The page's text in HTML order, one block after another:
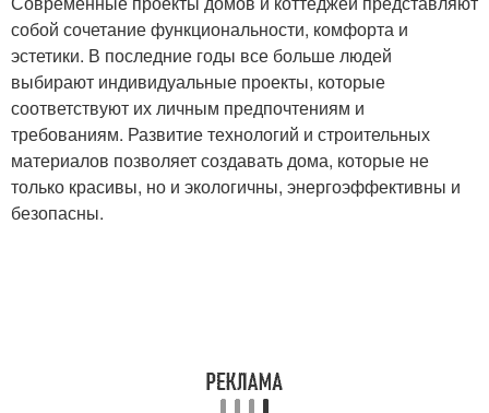
собой сочетание функциональности, комфорта и
эстетики. В последние годы все больше людей
выбирают индивидуальные проекты, которые
соответствуют их личным предпочтениям и
требованиям. Развитие технологий и строительных
материалов позволяет создавать дома, которые не
только красивы, но и экологичны, энергоэффективны и
безопасны.